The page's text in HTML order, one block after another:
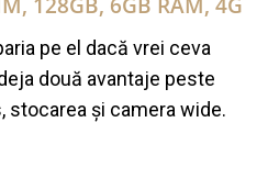
pe el dacă vrei ceva
două avantaje peste
stocarea și camera wide.